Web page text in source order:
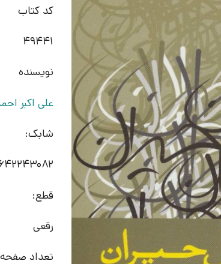
کد کتاب
49441
نویسنده
علی اکبر
شابک:
قطع:
رقعی
تعداد